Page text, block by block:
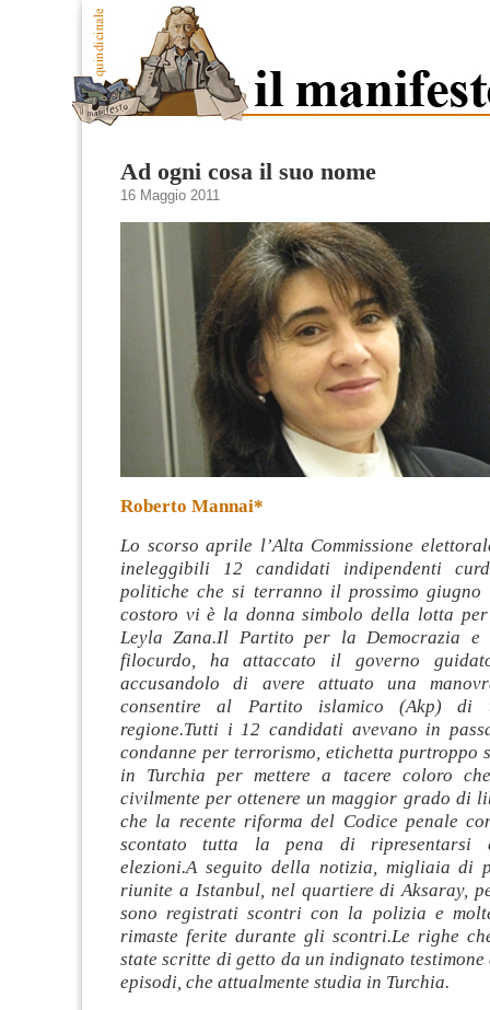
Ad ogni cosa il suo nome
16 Maggio 2011
Roberto Mannai*
Lo scorso aprile l’Alta Commissione
ineleggibili 12 candidati indipendenti
politiche che si terranno il prossimo giugno
costoro vi è la donna simbolo della lotta
Leyla Zana.Il Partito per la Democrazia
filocurdo, ha attaccato il governo
accusandolo di avere attuato una
consentire al Partito islamico (Akp) di
regione.Tutti i 12 candidati avevano in
condanne per terrorismo, etichetta purtroppo
in Turchia per mettere a tacere coloro
civilmente per ottenere un maggior grado di
che la recente riforma del Codice penale
scontato tutta la pena di ripresentarsi
elezioni.A seguito della notizia, migliaia di
riunite a Istanbul, nel quartiere di Aksaray,
sono registrati scontri con la polizia e
rimaste ferite durante gli scontri.Le righe
state scritte di getto da un indignato
episodi, che attualmente studia in Turchia.